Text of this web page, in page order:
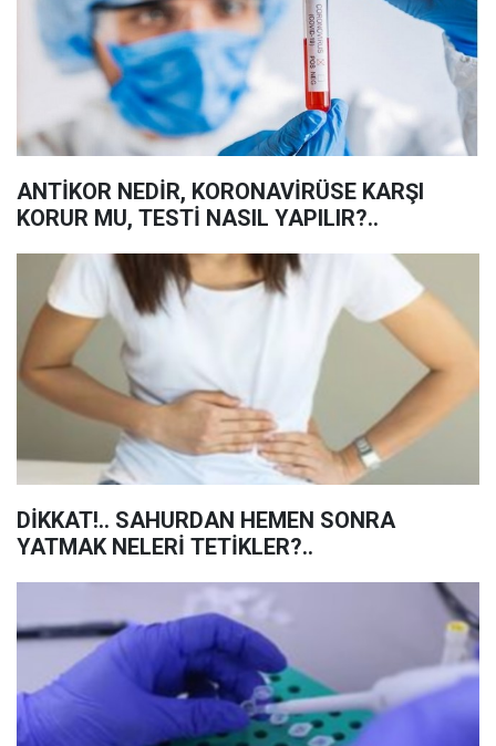
ANTİKOR NEDİR, KORONAVİRÜSE KARŞI
KORUR MU, TESTİ NASIL YAPILIR?..
DİKKAT!.. SAHURDAN HEMEN SONRA
YATMAK NELERİ TETİKLER?..